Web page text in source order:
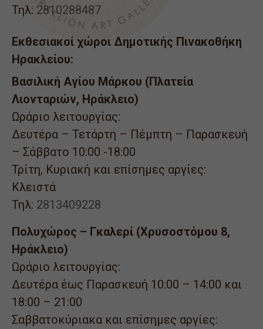
Τηλ: 2810288487
Εκθεσιακοί χώροι Δημοτικής Πινακοθήκη
Ηρακλείου:
Βασιλική Αγίου Μάρκου (Πλατεία
Λιονταριών, Ηράκλειο)
Ωράριο λειτουργίας:
Δευτέρα – Τετάρτη – Πέμπτη – Παρασκευή
– Σάββατο 10:00 -18:00
Τρίτη, Κυριακή και επίσημες αργίες:
Κλειστά
Τηλ: 2813409228
Πολυχώρος – Γκαλερί (Χρυσοστόμου 8,
Ηράκλειο)
Ωράριο λειτουργίας:
Δευτέρα έως Παρασκευή 10:00 – 14:00 και
18:00 – 21:00
Σαββατοκύριακα και επίσημες αργίες: